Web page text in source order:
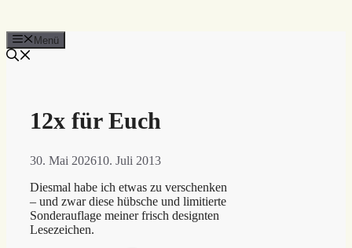
Menü
12x für Euch
30. Mai 202610. Juli 2013
Diesmal habe ich etwas zu verschenken
– und zwar diese hübsche und limitierte
Sonderauflage meiner frisch designten
Lesezeichen.